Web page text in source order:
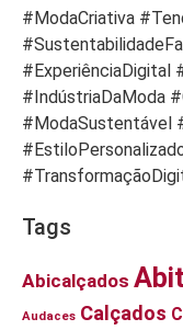
#ModaCriativa
#ExperiênciaDigital
#IndústriaDaModa
#ModaSustentável
Tags
Abicalçados Abit
Audaces Calçados